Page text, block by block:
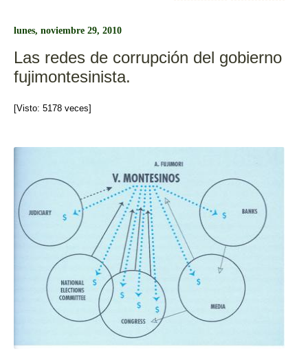
b
o
k
ar
lunes, noviembre 29, 2010
Las redes de corrupción del gobierno
fujimontesinista.
[Visto: 5178 veces]